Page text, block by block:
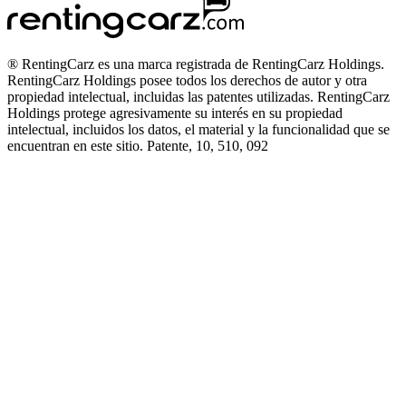
® RentingCarz es una marca registrada de RentingCarz Holdings.
RentingCarz Holdings posee todos los derechos de autor y otra
propiedad intelectual, incluidas las patentes utilizadas. RentingCarz
Holdings protege agresivamente su interés en su propiedad
intelectual, incluidos los datos, el material y la funcionalidad que se
encuentran en este sitio. Patente, 10, 510, 092